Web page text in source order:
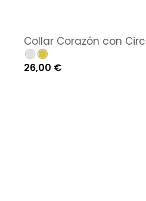
Collar Corazón con
26,00 €